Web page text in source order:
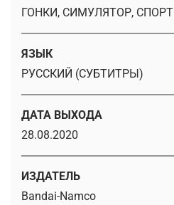
ГОНКИ, СИМУЛЯТОР, СПОРТ
ЯЗЫК
РУССКИЙ (СУБТИТРЫ)
ДАТА ВЫХОДА
28.08.2020
ИЗДАТЕЛЬ
Bandai-Namco